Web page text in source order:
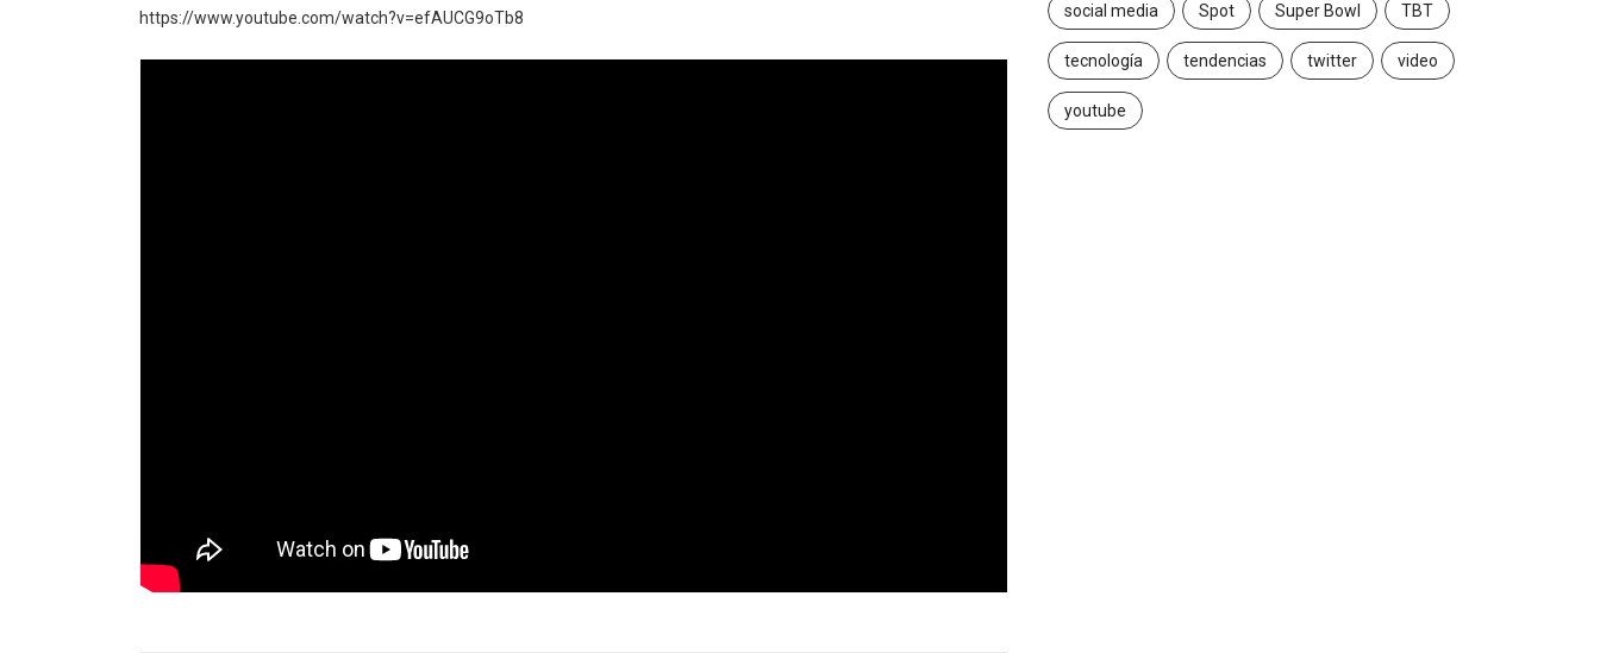
https://www.youtube.com/watch?v=efAUCG9oTb8
social media Spot Super Bowl TBT
tecnología tendencias twitter video
youtube